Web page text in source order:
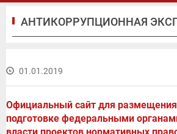
АНТИКОРРУПЦИОННАЯ
01.01.2019
Официальный сайт для
подготовке федеральными